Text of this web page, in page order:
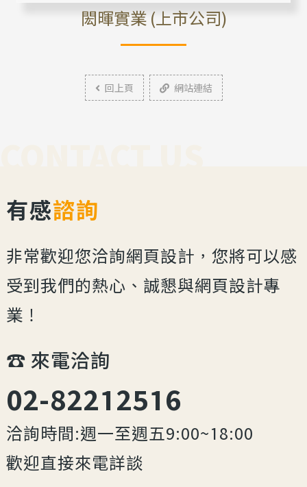
閎暉實業 (上市公司)
回上頁 網站連結
有感諮詢
非常歡迎您洽詢網頁設計，您將可以感
受到我們的熱心、誠懇與網頁設計專
業！
☎︎ 來電洽詢
02-82212516
洽詢時間:週一至週五9:00~18:00
歡迎直接來電詳談